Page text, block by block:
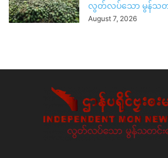
လွတ်လပ်သော မွန်သတ
August 7, 2026